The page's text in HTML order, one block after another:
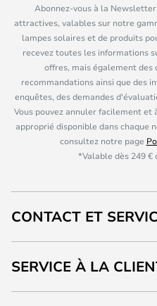
Abonnez-vous à la
attractives, valables sur notre
lampes solaires et de produits
recevez toutes les informations
offres, mais également des
recommandations ainsi que des
enquêtes, des demandes
Vous pouvez annuler facilement
approprié disponible dans chaque
consultez notre page
*Valable dès 249 €
CONTACT ET
SERVICE À LA